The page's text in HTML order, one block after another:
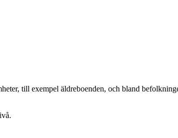
till exempel äldreboenden, och bland